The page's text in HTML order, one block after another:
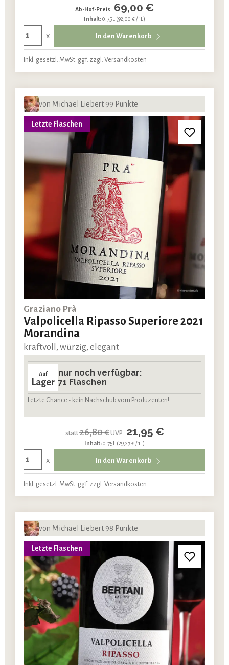
Ab-Hof-Preis 69,00 €
Inhalt:0.75L (92,00 € / 1L)
x In den Warenkorb
Inkl. gesetzl. MwSt. ggf. zzgl. Versandkosten
von Michael Liebert 99 Punkte
Letzte Flaschen
Graziano Prà
Valpolicella Ripasso Superiore 2021
Morandina
kraftvoll, würzig, elegant
Auf
Lager
nur noch verfügbar:
71 Flaschen
Letzte Chance - kein Nachschub vom Produzenten!
statt26,80 €UVP 21,95 €
Inhalt:0.75L (29,27 € / 1L)
x In den Warenkorb
Inkl. gesetzl. MwSt. ggf. zzgl. Versandkosten
von Michael Liebert 98 Punkte
Letzte Flaschen